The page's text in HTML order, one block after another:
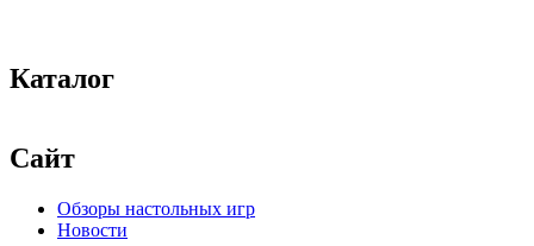
Каталог
Сайт
Обзоры настольных игр
Новости